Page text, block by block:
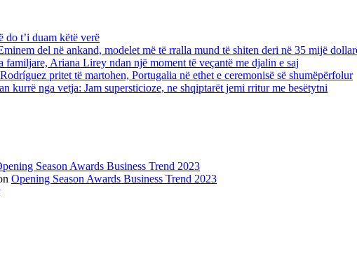
do t’i duam këtë verë
del në ankand, modelet më të rralla mund të shiten deri në 35 mijë
Ariana Lirey ndan një moment të veçantë me djalin e saj
pritet të martohen, Portugalia në ethet e ceremonisë së shumëpërfolur
kurrë nga vetja: Jam supersticioze, ne shqiptarët jemi rritur me besëtytni
Season Awards Business Trend 2023
Opening Season Awards Business Trend 2023